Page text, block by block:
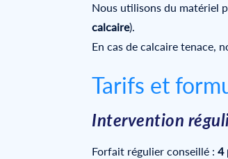
Nous utilisons du matériel
calcaire).
En cas de calcaire tenace,
Tarifs et
Intervention
Forfait régulier conseillé : 4